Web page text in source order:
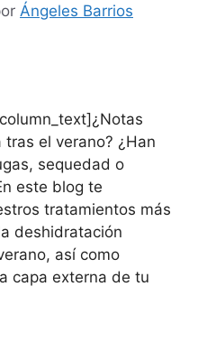
Ángeles Barrios
el verano? ¿Han
sequedad o
este blog te
tratamientos más
deshidratación
así como
capa externa de tu